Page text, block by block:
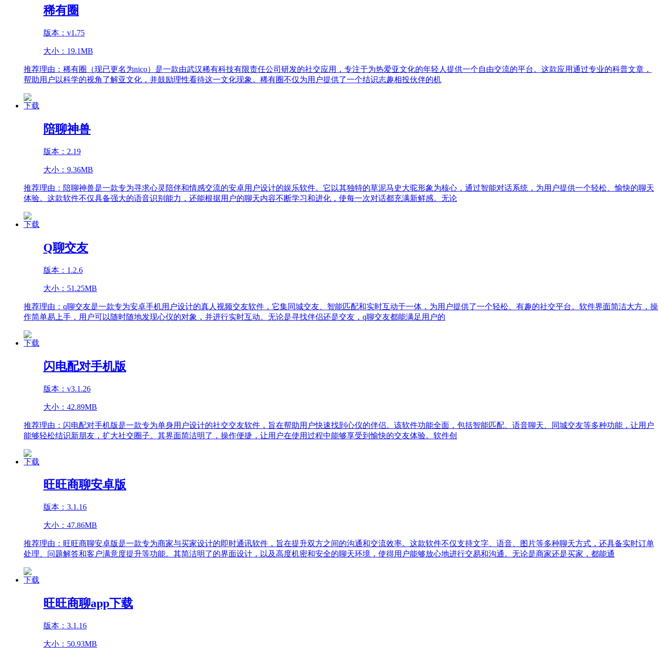
稀有圈
版本：v1.75
大小：19.1MB
推荐理由： 稀有圈（现已更名为nico）是一款由武汉稀有科技有限责任公司研发的社交应用，专注于为热爱亚文化的年轻人提供一个自由交流的平台。这款应用通过专业的科普文章，
帮助用户以科学的视角了解亚文化，并鼓励理性看待这一文化现象。稀有圈不仅为用户提供了一个结识志趣相投伙伴的机
下载
陪聊神兽
版本：2.19
大小：9.36MB
推荐理由： 陪聊神兽是一款专为寻求心灵陪伴和情感交流的安卓用户设计的娱乐软件。它以其独特的草泥马史大驼形象为核心，通过智能对话系统，为用户提供一个轻松、愉快的聊天
体验。这款软件不仅具备强大的语音识别能力，还能根据用户的聊天内容不断学习和进化，使每一次对话都充满新鲜感。无论
下载
Q聊交友
版本：1.2.6
大小：51.25MB
推荐理由： q聊交友是一款专为安卓手机用户设计的真人视频交友软件，它集同城交友、智能匹配和实时互动于一体，为用户提供了一个轻松、有趣的社交平台。软件界面简洁大方，操
作简单易上手，用户可以随时随地发现心仪的对象，并进行实时互动。无论是寻找伴侣还是交友，q聊交友都能满足用户的
下载
闪电配对手机版
版本：v3.1.26
大小：42.89MB
推荐理由： 闪电配对手机版是一款专为单身用户设计的社交交友软件，旨在帮助用户快速找到心仪的伴侣。该软件功能全面，包括智能匹配、语音聊天、同城交友等多种功能，让用户
能够轻松结识新朋友，扩大社交圈子。其界面简洁明了，操作便捷，让用户在使用过程中能够享受到愉快的交友体验。软件创
下载
旺旺商聊安卓版
版本：3.1.16
大小：47.86MB
推荐理由： 旺旺商聊安卓版是一款专为商家与买家设计的即时通讯软件，旨在提升双方之间的沟通和交流效率。这款软件不仅支持文字、语音、图片等多种聊天方式，还具备实时订单
处理、问题解答和客户满意度提升等功能。其简洁明了的界面设计，以及高度机密和安全的聊天环境，使得用户能够放心地进行交易和沟通。无论是商家还是买家，都能通
下载
旺旺商聊app下载
版本：3.1.16
大小：50.93MB